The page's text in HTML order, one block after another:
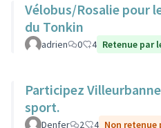
Vélobus/Rosalie pour
du Tonkin
adrien 0 4 Retenue par
Participez
sport.
Denfer 2 4 Non